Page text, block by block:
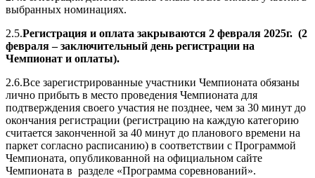
выбранных номинациях.
2.5.Регистрация и оплата закрываются 2 февраля 2025г. (2
февраля – заключительный день регистрации на
Чемпионат и оплаты).
2.6.Все зарегистрированные участники Чемпионата обязаны
лично прибыть в место проведения Чемпионата для
подтверждения своего участия не позднее, чем за 30 минут до
окончания регистрации (регистрацию на каждую категорию
считается законченной за 40 минут до планового времени на
паркет согласно расписанию) в соответствии с Программой
Чемпионата, опубликованной на официальном сайте
Чемпионата в разделе «Программа соревнований».